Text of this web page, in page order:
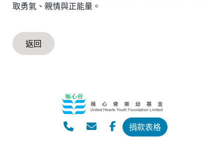
取勇氣、親情與正能量。
返回
捐款表格